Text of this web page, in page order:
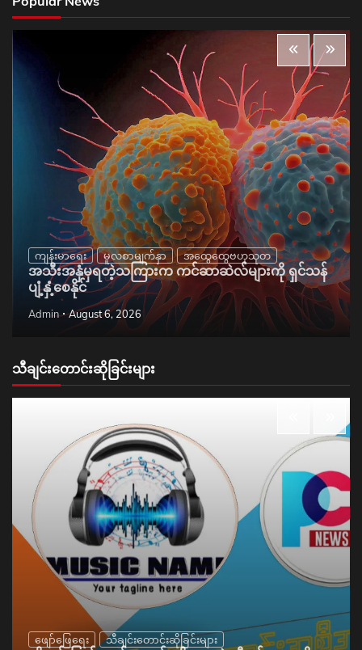
ကျန်းမာရေး မူလစာမျက်နှာ အထွေထွေဗဟုသုတ
အသီးအနှံမှရတဲ့သကြားက ကင်ဆာဆဲလ်များကို ရှင်သန်
ပျံ့နှံ့စေနိုင်
Admin August 6, 2026
သီချင်းတောင်းဆိုခြင်းများ
ဖျော်ဖြေရေး သီချင်းတောင်းဆိုခြင်းများ